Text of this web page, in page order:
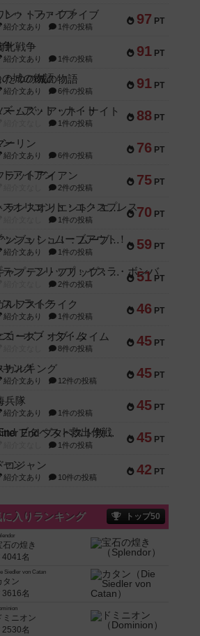
97 PT
ン・トゥ・ファイブ
紹介文あり 1件の投稿
91 PT
北戦争
紹介文あり 1件の投稿
91 PT
たつの城の物語
紹介文あり 6件の投稿
88 PT
ームズ・アット・ナイト
1件の投稿
76 PT
ーリン
紹介文あり 6件の投稿
75 PT
ラットアイアン
2件の投稿
70 PT
トランスオリエント・エクスプレス
1件の投稿
59 PT
アンブッシュ！：ムーブアウト！
紹介文あり 1件の投稿
51 PT
キャプテン・フリップ：イスラ・ボンバ
2件の投稿
46 PT
ルフストライク
紹介文あり 1件の投稿
45 PT
コーズ・オブ・タイム
8件の投稿
45 PT
カルキング
紹介文あり 12件の投稿
45 PT
兵隊
紹介文あり 1件の投稿
45 PT
Bitter End ブタペスト救出作戦
1件の投稿
42 PT
コジャン
紹介文あり 10件の投稿
入りランキング トップ50
石の煌き
4041名
Siedler von Catan
タン
3616名
ミニオン
2530名